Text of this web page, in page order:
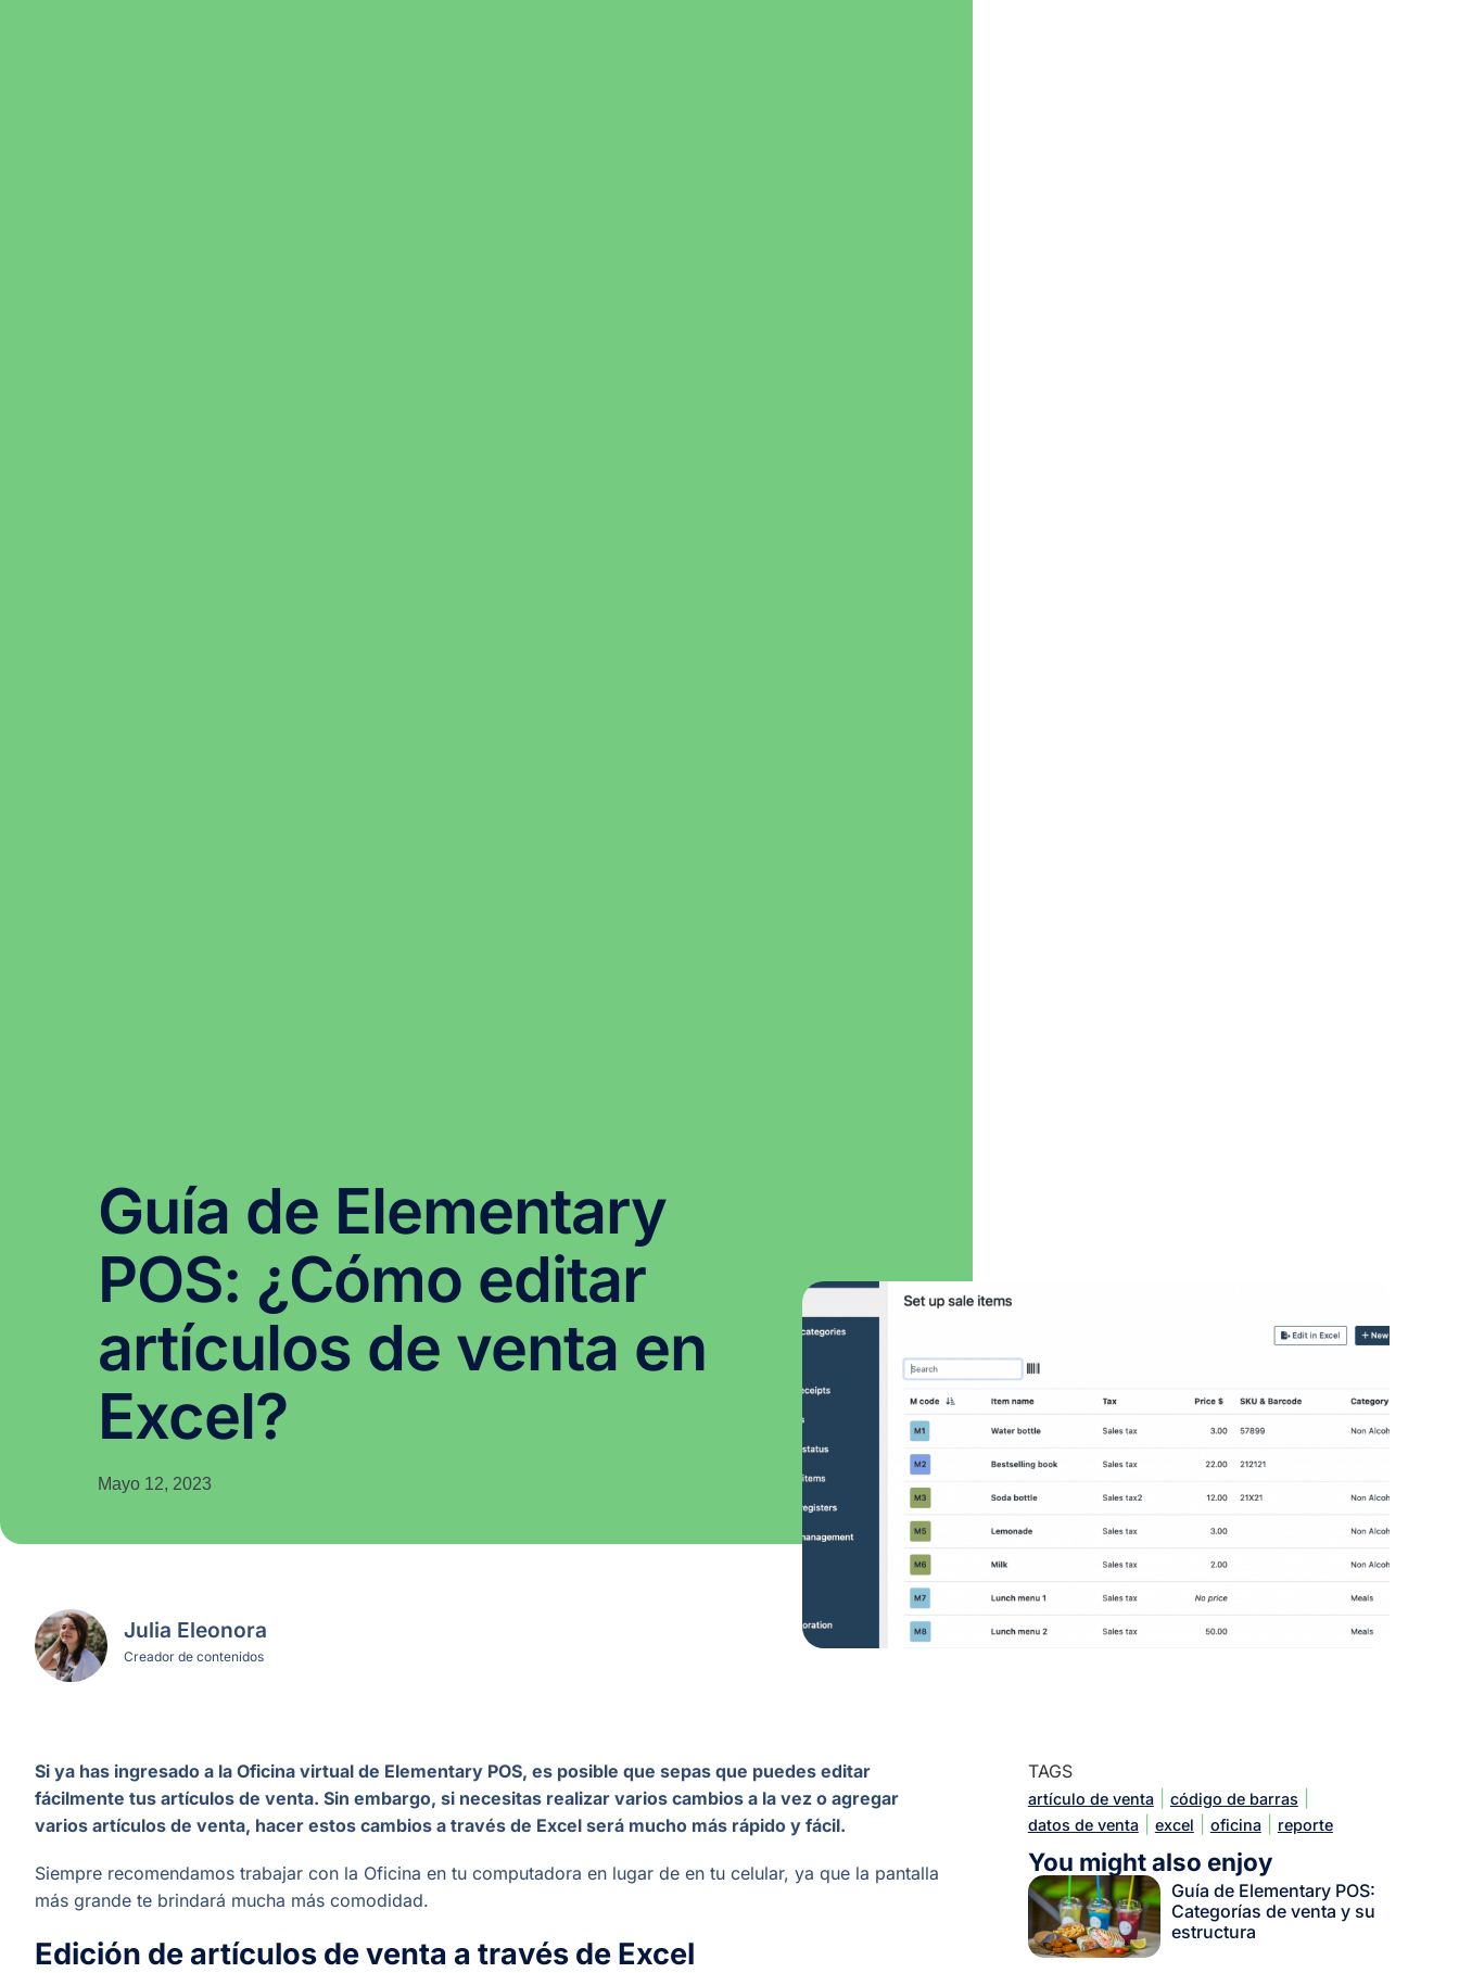
Guía de Elementary
POS: ¿Cómo editar
artículos de venta en
Excel?
Mayo 12, 2023
Julia Eleonora
Creador de contenidos
Si ya has ingresado a la Oficina virtual de Elementary POS, es posible que sepas que puedes editar
fácilmente tus artículos de venta. Sin embargo, si necesitas realizar varios cambios a la vez o agregar
varios artículos de venta, hacer estos cambios a través de Excel será mucho más rápido y fácil.
Siempre recomendamos trabajar con la Oficina en tu computadora en lugar de en tu celular, ya que la pantalla
más grande te brindará mucha más comodidad.
Edición de artículos de venta a través de Excel
TAGS
artículo de venta| código de barras
datos de venta| excel oficina| reporte
You might also enjoy
Guía de Elementary POS:
Categorías de venta y su
estructura